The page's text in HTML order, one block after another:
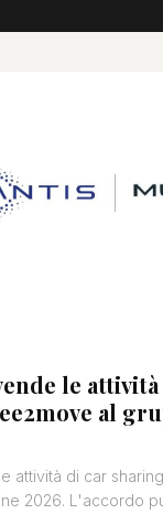
le
al
attività di car
2026. L'accordo